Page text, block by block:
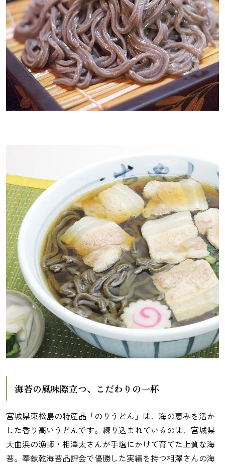
海苔の風味際立つ、こだわりの一杯
宮城県東松島の特産品「のりうどん」は、海の恵みを活か
した香り高いうどんです。練り込まれているのは、宮城県
大曲浜の漁師・相澤太さんが手塩にかけて育てた上質な海
苔。奉献乾海苔品評会で優勝した実績を持つ相澤さんの海